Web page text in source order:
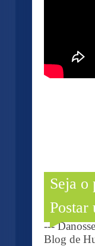
Seja o
Postar
---
Blog de